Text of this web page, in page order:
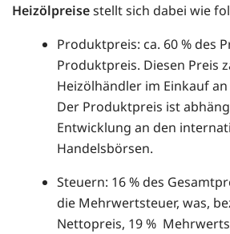
Heizölpreisestellt sich dabei wie
Produktpreis: ca. 60 % des
Produktpreis. Diesen Preis
Heizölhändler im Einkauf
Der Produktpreis ist
Entwicklung an den
Handelsbörsen.
Steuern: 16 % des
die Mehrwertsteuer, was,
Nettopreis, 19 %